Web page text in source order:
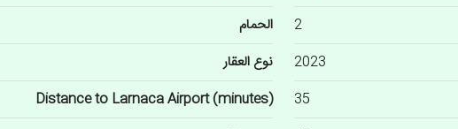
2 الحمام
2023 نوع العقار
35
Distance to Larnaca Airport (minutes)